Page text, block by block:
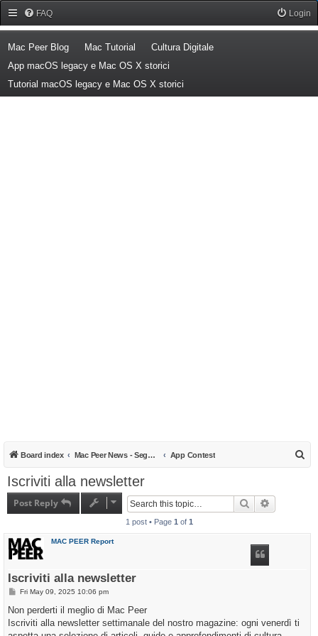
FAQ Login
Mac Peer Blog(Opens a new tab)
Mac Tutorial (Opens a new tab)
Cultura Digitale(Opens a new tab)
App macOS legacy e Mac OS X storici
Tutorial macOS legacy e Mac OS X storici
Board index Mac Peer News - Segnalazioni, notizie, recensioni App Contest
Iscriviti alla newsletter
Post Reply Search
1 post • Page 1 of 1
MAC PEER Report
Iscriviti alla newsletter
P
s
Fri May 09, 2025 10:06 pm
Non perderti il meglio di Mac Peer
Iscriviti alla newsletter settimanale del nostro magazine: ogni venerdì ti